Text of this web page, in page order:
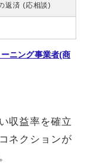
返済 (応相談)
ニング事業者(商
収益率を確立
ネクションが